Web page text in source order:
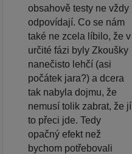
obsahově testy ne vždy
odpovídají. Co se nám
také ne zcela líbilo, že v
určité fázi byly Zkoušky
nanečisto lehčí (asi
počátek jara?) a dcera
tak nabyla dojmu, že
nemusí tolik zabrat, že jí
to přeci jde. Tedy
opačný efekt než
bychom potřebovali